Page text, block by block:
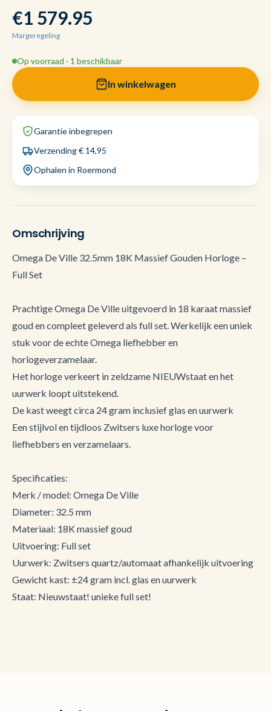
€1 579.95
Margeregeling
Op voorraad · 1 beschikbaar
In winkelwagen
Garantie inbegrepen
Verzending € 14,95
Ophalen in Roermond
Omschrijving
Omega De Ville 32.5mm 18K Massief Gouden Horloge –
Full Set
Prachtige Omega De Ville uitgevoerd in 18 karaat massief
goud en compleet geleverd als full set. Werkelijk een uniek
stuk voor de echte Omega liefhebber en
horlogeverzamelaar.
Het horloge verkeert in zeldzame NIEUWstaat en het
uurwerk loopt uitstekend.
De kast weegt circa 24 gram inclusief glas en uurwerk
Een stijlvol en tijdloos Zwitsers luxe horloge voor
liefhebbers en verzamelaars.
Specificaties:
Merk / model: Omega De Ville
Diameter: 32.5 mm
Materiaal: 18K massief goud
Uitvoering: Full set
Uurwerk: Zwitsers quartz/automaat afhankelijk uitvoering
Gewicht kast: ±24 gram incl. glas en uurwerk
Staat: Nieuwstaat! unieke full set!